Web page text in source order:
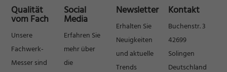
Qualität
vom Fach
Unsere
Fachwerk-
Messer sind
Social
Media
Erfahren Sie
mehr über
die
Newsletter
Erhalten Sie
Neuigkeiten
und aktuelle
Trends
Kontakt
Buchenstr. 3
42699
Solingen
Deutschland